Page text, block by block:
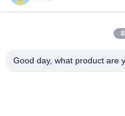
Balustrade de verre
1100 mm avec une
Good day, what product are